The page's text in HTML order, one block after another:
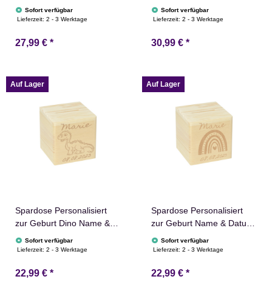
Erinnerungskiste Geschenk
Sofort verfügbar
Lieferzeit:2 - 3 Werktage
27,99 € *
Erinnerungskiste Geschenk
Sofort verfügbar
Lieferzeit:2 - 3 Werktage
30,99 € *
Auf Lager
Spardose Personalisiert
zur Geburt Dino Name &
Datum 10x10cm Holz
Sofort verfügbar
Lieferzeit:2 - 3 Werktage
22,99 € *
Auf Lager
Spardose Personalisiert
zur Geburt Name & Datum
Regenbogen 10x10cm
Holz
Sofort verfügbar
Lieferzeit:2 - 3 Werktage
22,99 € *